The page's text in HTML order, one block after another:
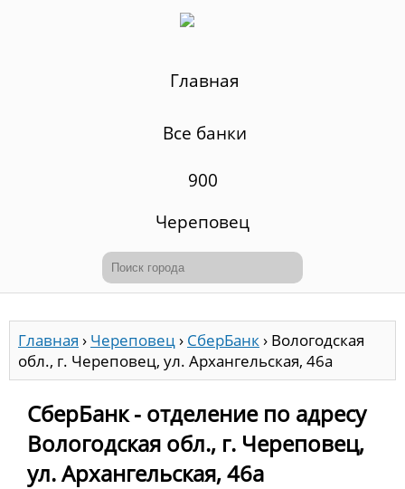
Главная
Все банки
900
Череповец
Главная › Череповец› СберБанк› Вологодская
обл., г. Череповец, ул. Архангельская, 46а
СберБанк - отделение по адресу
Вологодская обл., г. Череповец,
ул. Архангельская, 46а